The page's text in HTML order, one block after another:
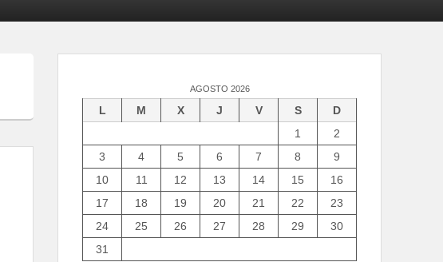
AGOSTO 2026
L M X J V S
D
1
2
3
4 5 6 7 8
9
10
11 12 13 14 15
16
17
18 19 20 21 22
23
24
25 26 27 28 29
30
31